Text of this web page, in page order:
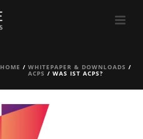
HOME / WHITEPAPER & DOWNLOADS /
ACPS / WAS IST ACPS?